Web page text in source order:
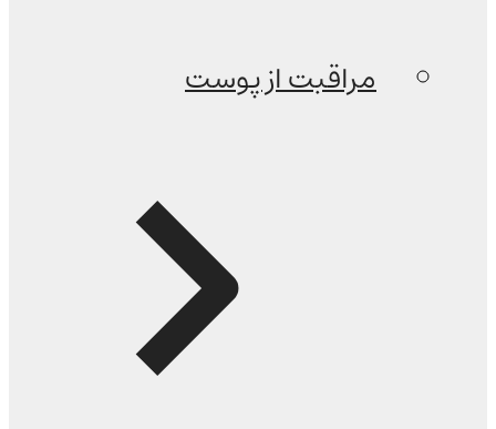
مراقبت از پوست